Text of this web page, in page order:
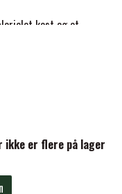
INFRARØD
& TRÆKTOV
TILBEHØR
kost og et
Magnesiumoxid,
ikke er flere på lager